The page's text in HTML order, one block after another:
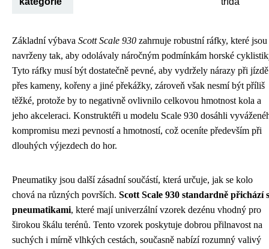
Základní výbava Scott Scale 930 zahrnuje robustní ráfky, které jsou
navrženy tak, aby odolávaly náročným podmínkám horské
Tyto ráfky musí být dostatečně pevné, aby vydržely nárazy při jízdě
přes kameny, kořeny a jiné překážky, zároveň však nesmí být příliš
těžké, protože by to negativně ovlivnilo celkovou hmotnost kola a
jeho akceleraci. Konstruktéři u modelu Scale 930 dosáhli
kompromisu mezi pevností a hmotností, což oceníte především při
dlouhých výjezdech do hor.
Pneumatiky jsou další zásadní součástí, která určuje, jak se kolo
chová na různých površích. Scott Scale 930 standardně přichází s
pneumatikami, které mají univerzální vzorek dezénu vhodný pro
širokou škálu terénů. Tento vzorek poskytuje dobrou přilnavost na
suchých i mírně vlhkých cestách, současně nabízí rozumný valivý